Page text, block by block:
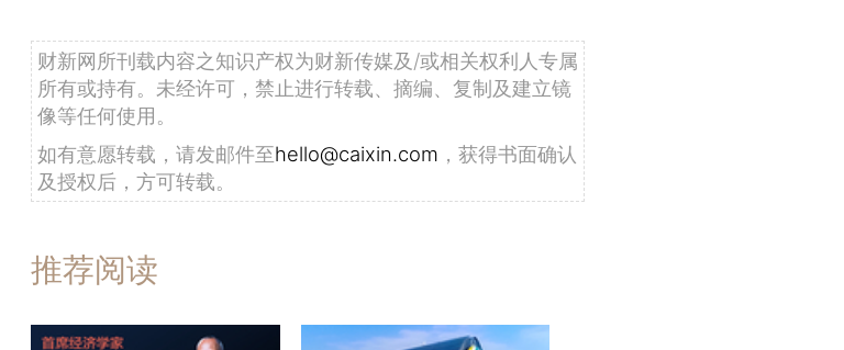
财新网所刊载内容之知识产权为财新传媒及/或相关权利人专属
所有或持有。未经许可，禁止进行转载、摘编、复制及建立镜
像等任何使用。
如有意愿转载，请发邮件至hello@caixin.com ，获得书面确认
及授权后，方可转载。
推荐阅读